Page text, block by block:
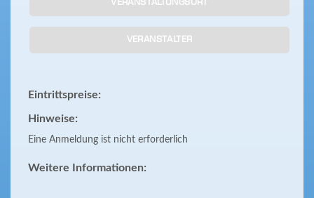
VERANSTALTUNGSORT
VERANSTALTER
Eintrittspreise:
Hinweise:
Eine Anmeldung ist nicht erforderlich
Weitere Informationen: